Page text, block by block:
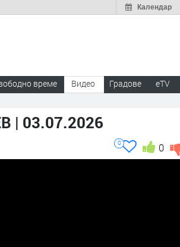
Календар
време Видео Градове eTV
| 03.07.2026
0
0